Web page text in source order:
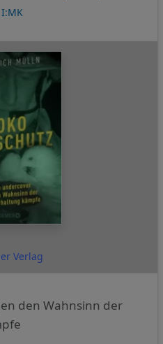
I:MK
Verlag
den Wahnsinn der